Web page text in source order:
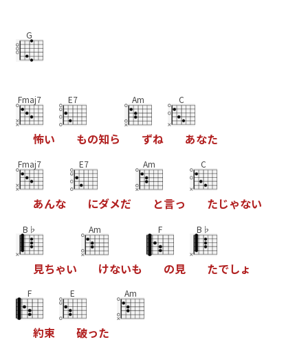
G
Fmaj7
怖い
E7
もの知ら
Am
ずね
C
あなた
Fmaj7
あんな
E7
にダメだ
Am
と言っ
C
たじゃない
B♭
見ちゃい
Am
けないも
F
の見
B♭
たでしょ
F
約束
E
破った
Am